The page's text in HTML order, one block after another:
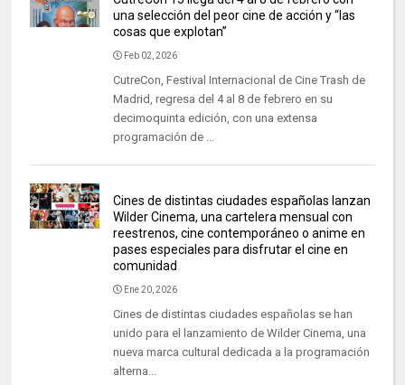
una selección del peor cine de acción y “las
cosas que explotan”
Feb 02, 2026
CutreCon, Festival Internacional de Cine Trash de
Madrid, regresa del 4 al 8 de febrero en su
decimoquinta edición, con una extensa
programación de ...
Cines de distintas ciudades españolas lanzan
Wilder Cinema, una cartelera mensual con
reestrenos, cine contemporáneo o anime en
pases especiales para disfrutar el cine en
comunidad
Ene 20, 2026
Cines de distintas ciudades españolas se han
unido para el lanzamiento de Wilder Cinema, una
nueva marca cultural dedicada a la programación
alterna...